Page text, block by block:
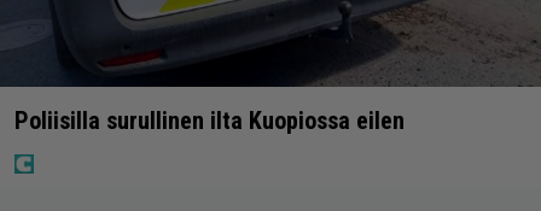
Poliisilla surullinen ilta Kuopiossa eilen